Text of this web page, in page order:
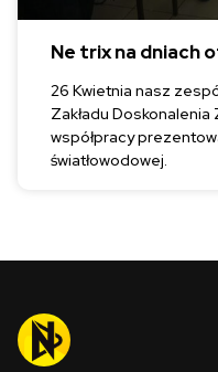
Ne trix na dniach
26 Kwietnia nasz
Zakładu
współpracy
światłowodowej.